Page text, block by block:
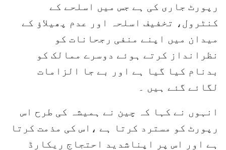
رپورٹ جاری کی ہے جس میں اسلحے کے
کنٹرول، تخفیف اسلحہ اور عدم پھیلاؤ کے
میدان میں اپنے منفی رجحانات کو
نظرانداز کرتے ہوئے دوسرے ممالک کو
بدنام کیا گیا ہے اور بے جا الزامات
لگائے گئے ہیں ۔
انہوں نے کہا کہ چین نے ہمیشہ کی طرح اس
رپورٹ کو مسترد کرتا ہے ،اس کی مذمت کرتا
ہے اور اس پر اپناشدید احتجاج ریکارڈ